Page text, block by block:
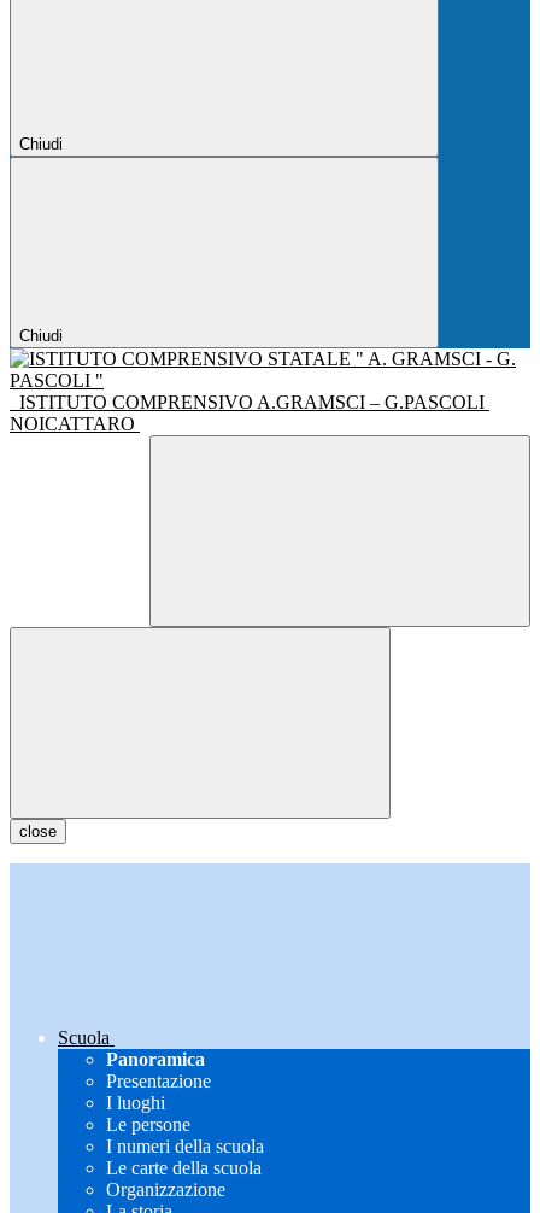
Chiudi
Chiudi
ISTITUTO COMPRENSIVO A.GRAMSCI – G.PASCOLI
NOICATTARO
close
Scuola
Panoramica
Presentazione
I luoghi
Le persone
I numeri della scuola
Le carte della scuola
Organizzazione